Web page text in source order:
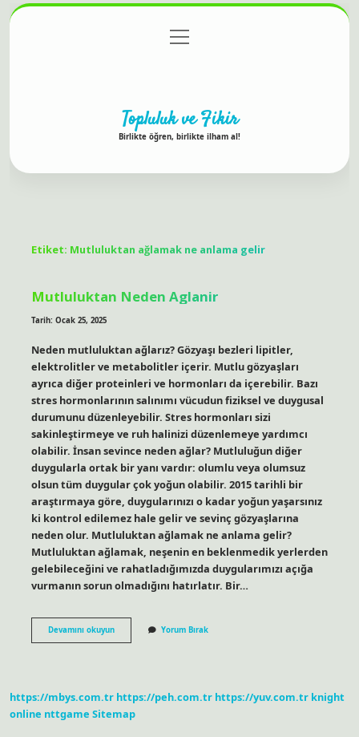
Gizlilik Politikası
menüyü
aç
Topluluk ve Fikir
Birlikte öğren, birlikte ilham al!
Etiket: Mutluluktan ağlamak ne anlama gelir
Mutluluktan Neden Aglanir
Tarih: Ocak 25, 2025
Neden mutluluktan ağlarız? Gözyaşı bezleri lipitler,
elektrolitler ve metabolitler içerir. Mutlu gözyaşları
ayrıca diğer proteinleri ve hormonları da içerebilir. Bazı
stres hormonlarının salınımı vücudun fiziksel ve duygusal
durumunu düzenleyebilir. Stres hormonları sizi
sakinleştirmeye ve ruh halinizi düzenlemeye yardımcı
olabilir. İnsan sevince neden ağlar? Mutluluğun diğer
duygularla ortak bir yanı vardır: olumlu veya olumsuz
olsun tüm duygular çok yoğun olabilir. 2015 tarihli bir
araştırmaya göre, duygularınızı o kadar yoğun yaşarsınız
ki kontrol edilemez hale gelir ve sevinç gözyaşlarına
neden olur. Mutluluktan ağlamak ne anlama gelir?
Mutluluktan ağlamak, neşenin en beklenmedik yerlerden
gelebileceğini ve rahatladığımızda duygularımızı açığa
vurmanın sorun olmadığını hatırlatır. Bir…
Devamını okuyunMutluluktan
Neden
Yorum Bırak
https://mbys.com.tr https://peh.com.tr https://yuv.com.tr knight
online nttgame Sitemap